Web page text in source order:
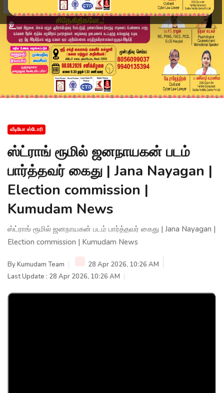
வீடியோ ஸ்டோரி
ஸ்ட்ராங் ரூமில் ஜனநாயகன் படம்
பார்த்தவர் கைது | Jana Nayagan |
Election commission |
Kumudam News
ஸ்ட்ராங் ரூமில் ஜனநாயகன் படம் பார்த்தவர் கைது | Jana Nayagan |
Election commission | Kumudam News
ByKumudam Team
28 Apr 2026, 10:26 AM
Last Update : 28 Apr 2026, 10:26 AM